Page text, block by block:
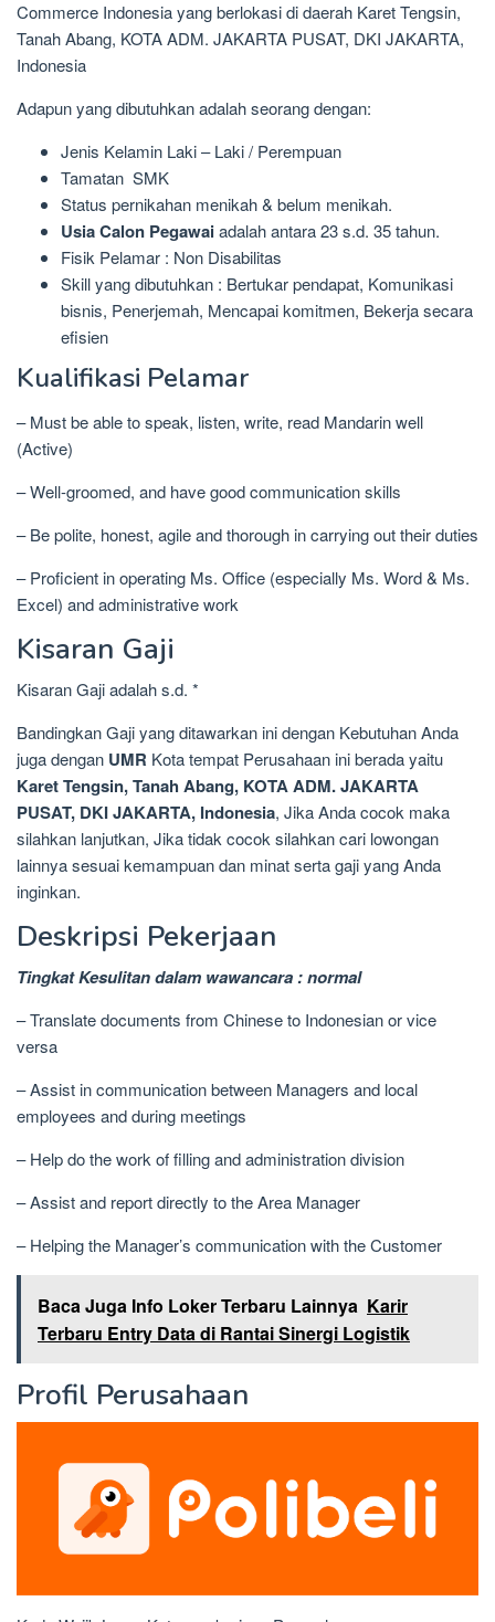
Commerce Indonesia yang berlokasi di daerah Karet Tengsin,
Tanah Abang, KOTA ADM. JAKARTA PUSAT, DKI JAKARTA,
Indonesia
Adapun yang dibutuhkan adalah seorang dengan:
Jenis Kelamin Laki – Laki / Perempuan
Tamatan SMK
Status pernikahan menikah & belum menikah.
Usia Calon Pegawaiadalah antara 23 s.d. 35 tahun.
Fisik Pelamar : Non Disabilitas
Skill yang dibutuhkan : Bertukar pendapat, Komunikasi
bisnis, Penerjemah, Mencapai komitmen, Bekerja secara
efisien
Kualifikasi Pelamar
– Must be able to speak, listen, write, read Mandarin well
(Active)
– Well-groomed, and have good communication skills
– Be polite, honest, agile and thorough in carrying out their duties
– Proficient in operating Ms. Office (especially Ms. Word & Ms.
Excel) and administrative work
Kisaran Gaji
Kisaran Gaji adalah s.d. *
Bandingkan Gaji yang ditawarkan ini dengan Kebutuhan Anda
juga dengan UMR Kota tempat Perusahaan ini berada yaitu
Karet Tengsin, Tanah Abang, KOTA ADM. JAKARTA
PUSAT, DKI JAKARTA, Indonesia, Jika Anda cocok maka
silahkan lanjutkan, Jika tidak cocok silahkan cari lowongan
lainnya sesuai kemampuan dan minat serta gaji yang Anda
inginkan.
Deskripsi Pekerjaan
Tingkat Kesulitan dalam wawancara : normal
– Translate documents from Chinese to Indonesian or vice
versa
– Assist in communication between Managers and local
employees and during meetings
– Help do the work of filling and administration division
– Assist and report directly to the Area Manager
– Helping the Manager’s communication with the Customer
Baca Juga Info Loker Terbaru Lainnya Karir
Terbaru Entry Data di Rantai Sinergi Logistik
Profil Perusahaan